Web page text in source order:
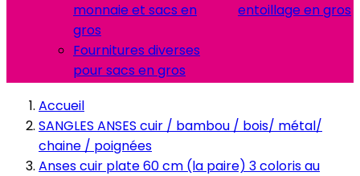
monnaie et sacs en
gros
Fournitures diverses
pour sacs en gros
entoillage en gros
Accueil
SANGLES ANSES cuir / bambou / bois/ métal/
chaine / poignées
Anses cuir plate 60 cm (la paire) 3 coloris au